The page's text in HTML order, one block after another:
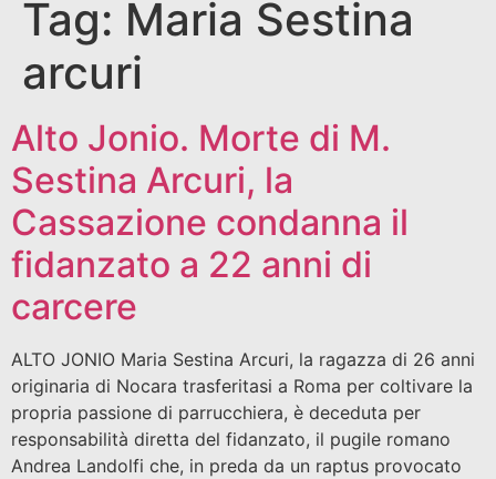
Tag: Maria Sestina
arcuri
Alto Jonio. Morte di M.
Sestina Arcuri, la
Cassazione condanna il
fidanzato a 22 anni di
carcere
ALTO JONIO Maria Sestina Arcuri, la ragazza di 26 anni
originaria di Nocara trasferitasi a Roma per coltivare la
propria passione di parrucchiera, è deceduta per
responsabilità diretta del fidanzato, il pugile romano
Andrea Landolfi che, in preda da un raptus provocato